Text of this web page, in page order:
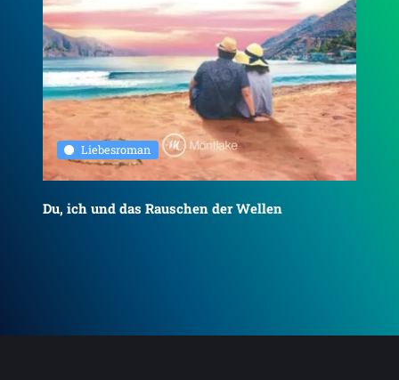
Liebesroman
Du, ich und das Rauschen der Wellen